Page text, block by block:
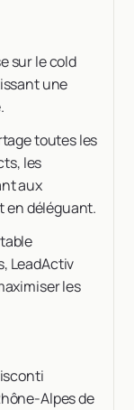
sur le cold
une
toutes les
les
aux
en déléguant.
LeadActiv
les
Alpes de